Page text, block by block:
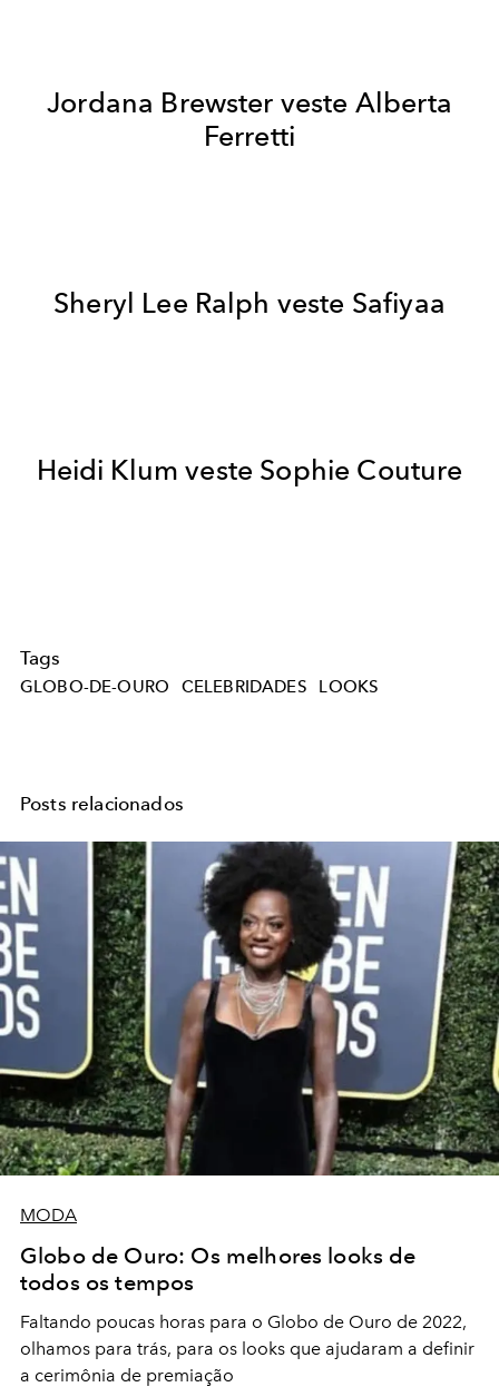
Jordana Brewster veste Alberta
Ferretti
Sheryl Lee Ralph veste Safiyaa
Heidi Klum veste Sophie Couture
Tags
GLOBO-DE-OURO CELEBRIDADES LOOKS
Posts relacionados
MODA
Globo de Ouro: Os melhores looks de
todos os tempos
Faltando poucas horas para o Globo de Ouro de 2022,
olhamos para trás, para os looks que ajudaram a definir
a cerimônia de premiação